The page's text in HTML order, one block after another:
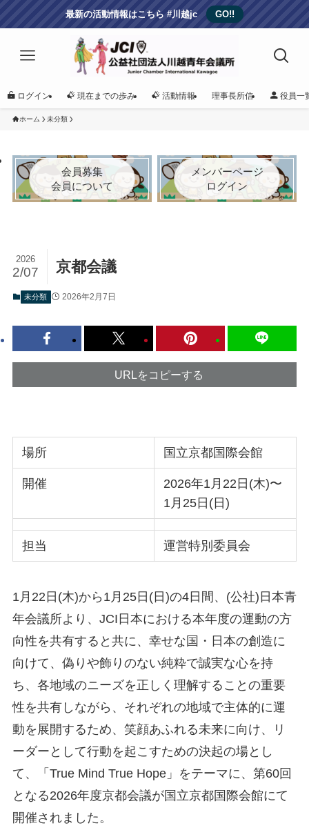
最新の活動情報はこちら #川越jc GO!!
ログイン 現在までの歩み 活動情報 理事長所信 役員一
ホーム 未分類
会員募集
会員について
メンバーページ
ログイン
京都会議
2026
2/07
未分類 2026年2月7日
URLをコピーする
場所 国立京都国際会館
開催
2026年1月22日(木)〜
1月25日(日)
担当 運営特別委員会
1月22日(木)から1月25日(日)の4日間、(公社)日本青
年会議所より、JCI日本における本年度の運動の方
向性を共有すると共に、幸せな国・日本の創造に
向けて、偽りや飾りのない純粋で誠実な心を持
ち、各地域のニーズを正しく理解することの重要
性を共有しながら、それぞれの地域で主体的に運
動を展開するため、笑顔あふれる未来に向け、リ
ーダーとして行動を起こすための決起の場とし
て、「True Mind True Hope」をテーマに、第60回
となる2026年度京都会議が国立京都国際会館にて
開催されました。